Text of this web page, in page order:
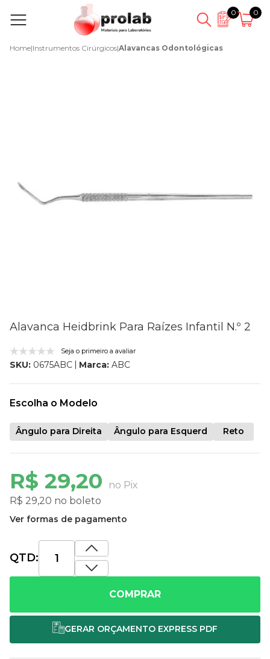
0 0
Home|Instrumentos Cirúrgicos|Alavancas Odontológicas
Alavanca Heidbrink Para Raízes Infantil N.º 2
Seja o primeiro a avaliar
SKU: 0675ABC Marca: ABC
R$ 29,20
no Pix
R$ 29,20 no boleto
Ver formas de pagamento
Escolha o Modelo
Ângulo para Direita Ângulo para Esquerd Reto
QTD:
COMPRAR